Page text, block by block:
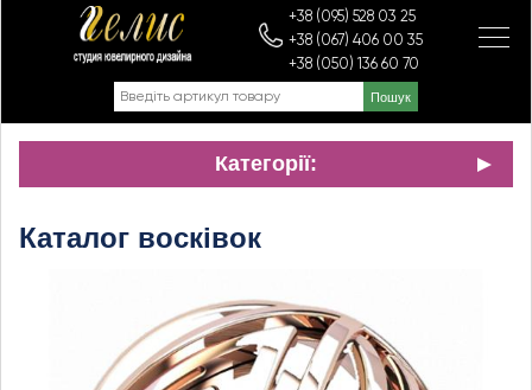
+38 (095) 528 03 25
+38 (067) 406 00 35
+38 (050) 136 60 70
Категорії:
Каталог восківок